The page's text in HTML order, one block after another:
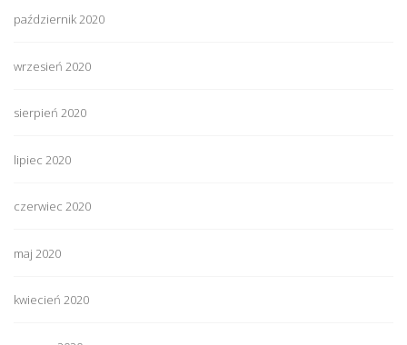
październik 2020
wrzesień 2020
sierpień 2020
lipiec 2020
czerwiec 2020
maj 2020
kwiecień 2020